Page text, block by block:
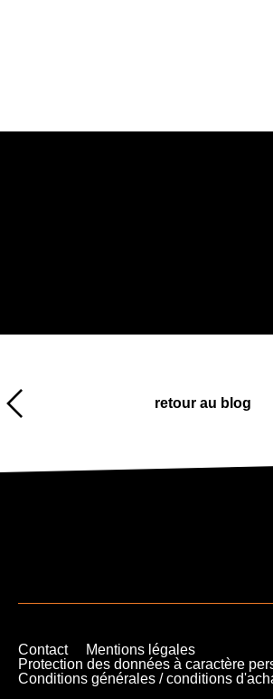
retour au blog
Contact
Mentions légales
Protection des données à caractère
Conditions générales / conditions